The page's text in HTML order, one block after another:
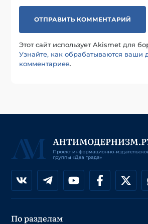
Этот сайт использует Akismet для
Узнайте, как обрабатываются ваши
комментариев.
По разделам